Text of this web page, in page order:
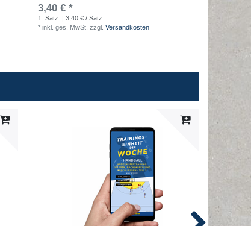
3,40 € *
1 Satz
| 3,40 € / Satz
* inkl. ges. MwSt. zzgl. Versandkosten